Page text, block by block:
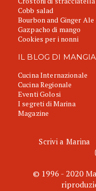
Cobb salad
Bourbon and Ginger Ale
Gazpacho di mango
Cookies per i nonni
IL BLOG DI
Cucina Internazionale
Cucina Regionale
Eventi Golosi
I segreti di Marina
Magazine
Scrivi a Marina
© 1996 - 2020